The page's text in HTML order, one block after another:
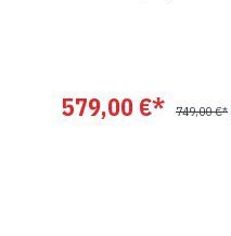
579,00 €* 749,00 €*